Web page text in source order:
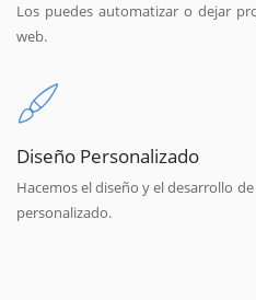
Los puedes automatizar o dejar
web.
Diseño Personalizado
Hacemos el diseño y el desarrollo
personalizado.